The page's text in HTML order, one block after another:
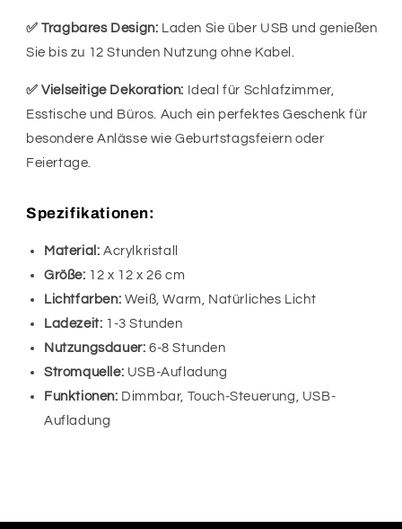
✅ Tragbares Design: Laden Sie über USB und genießen
Sie bis zu 12 Stunden Nutzung ohne Kabel.
✅ Vielseitige Dekoration: Ideal für Schlafzimmer,
Esstische und Büros. Auch ein perfektes Geschenk für
besondere Anlässe wie Geburtstagsfeiern oder
Feiertage.
Spezifikationen:
Material: Acrylkristall
Größe: 12 x 12 x 26 cm
Lichtfarben: Weiß, Warm, Natürliches Licht
Ladezeit: 1-3 Stunden
Nutzungsdauer: 6-8 Stunden
Stromquelle: USB-Aufladung
Funktionen: Dimmbar, Touch-Steuerung, USB-
Aufladung